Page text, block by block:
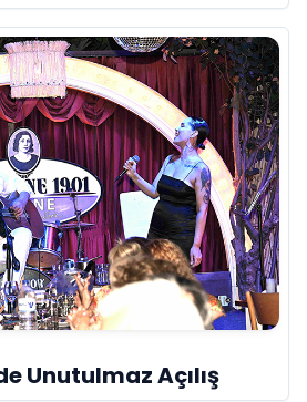
Unutulmaz Açılış